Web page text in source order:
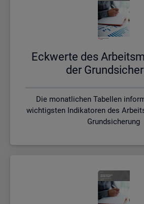
Eck­wer­te des
der
Die monatlichen Tabellen
wichtigsten Indikatoren des
Grundsicherung